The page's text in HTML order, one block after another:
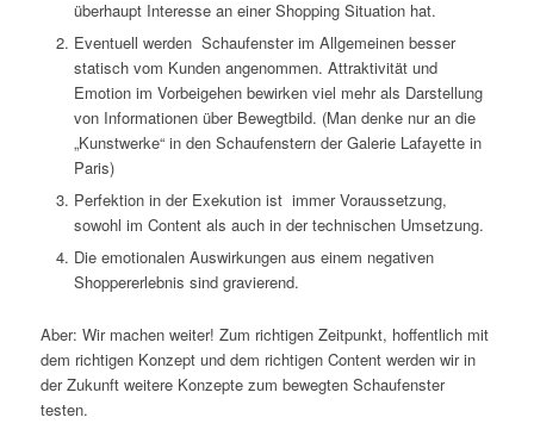
überhaupt Interesse an einer Shopping Situation hat.
Eventuell werden Schaufenster im Allgemeinen besser
statisch vom Kunden angenommen. Attraktivität und
Emotion im Vorbeigehen bewirken viel mehr als Darstellung
von Informationen über Bewegtbild. (Man denke nur an die
„Kunstwerke“ in den Schaufenstern der Galerie Lafayette in
Paris)
Perfektion in der Exekution ist immer Voraussetzung,
sowohl im Content als auch in der technischen Umsetzung.
Die emotionalen Auswirkungen aus einem negativen
Shoppererlebnis sind gravierend.
Aber: Wir machen weiter! Zum richtigen Zeitpunkt, hoffentlich mit
dem richtigen Konzept und dem richtigen Content werden wir in
der Zukunft weitere Konzepte zum bewegten Schaufenster
testen.